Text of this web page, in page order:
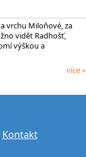
vrchu Miloňové, za
vidět Radhošť,
výškou a
více »
Kontakt